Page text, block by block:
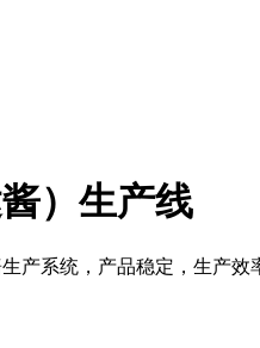
）生产线
产系统，产品稳定，生产效